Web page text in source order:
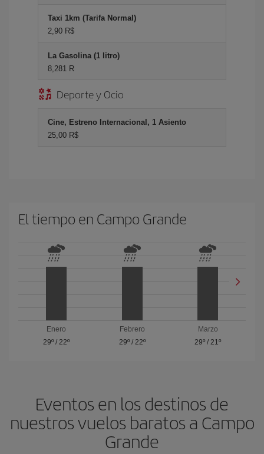
Taxi 1km (Tarifa Normal)
2,90 R$
La Gasolina (1 litro)
8,281 R
Deporte y Ocio
Cine, Estreno Internacional, 1 Asiento
25,00 R$
El tiempo en Campo Grande
Enero
29º/ 22º
Febrero
29º/ 22º
Marzo
29º / 21º
Eventos en los destinos de
nuestros vuelos baratos a Campo
Grande